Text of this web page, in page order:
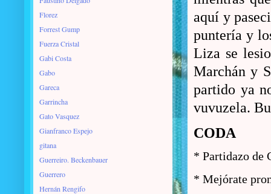
aquí y
puntería y
Liza se
Marchán y
partido ya
vuvuzela.
CODA
* Partidazo de
* Mejórate
Florez
Forrest Gump
Fuerza Cristal
Gabi Costa
Gabo
Gareca
Garrincha
Gato Vasquez
Gianfranco Espejo
gitana
Guerreiro. Beckenbauer
Guerrero
Hernán Rengifo